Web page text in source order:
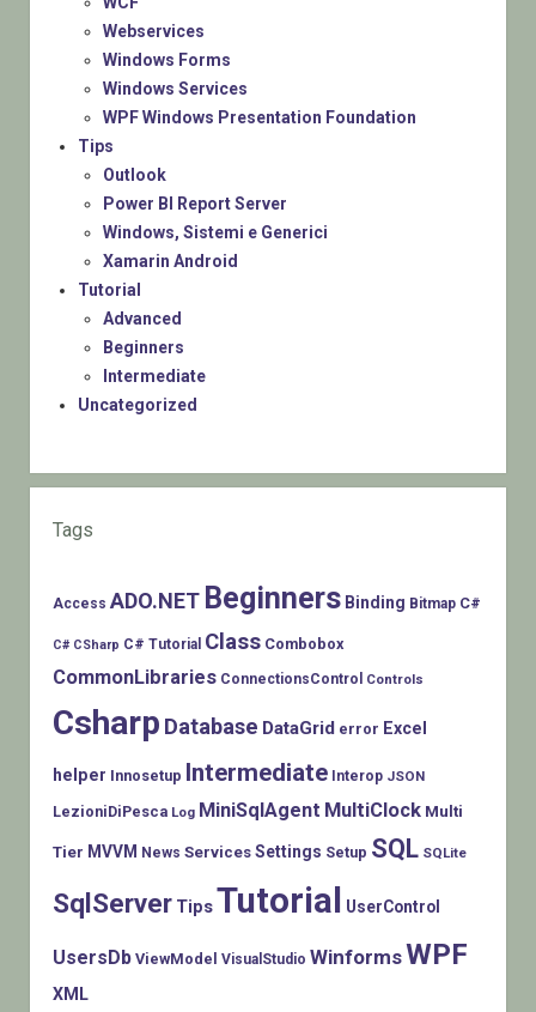
Webservices
Windows Forms
Windows Services
WPF Windows Presentation Foundation
Tips
Outlook
Power BI Report Server
Windows, Sistemi e Generici
Xamarin Android
Tutorial
Advanced
Beginners
Intermediate
Uncategorized
Tags
Access ADO.NET Beginners Binding Bitmap C#
C# CSharp C# Tutorial Class Combobox
CommonLibraries ConnectionsControl Controls
Csharp Database DataGrid error Excel
helper Innosetup Intermediate Interop JSON
LezioniDiPesca Log MiniSqlAgent MultiClock Multi
Tier MVVM News Services Settings Setup SQL SQLite
SqlServer TipsTutorial UserControl
UsersDb ViewModel VisualStudio WinformsWPF
XML